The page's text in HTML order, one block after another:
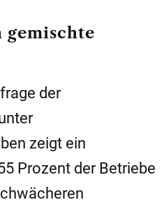
gemischte
der
zeigt ein
Prozent der Betriebe